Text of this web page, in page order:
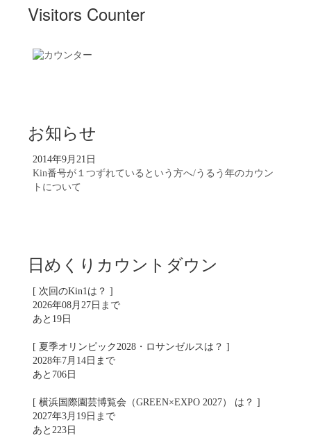
Visitors Counter
お知らせ
2014年9月21日
Kin番号が１つずれているという方へ/うるう年のカウン
トについて
日めくりカウントダウン
[ 次回のKin1は？ ]
2026年08月27日まで
あと19日
[ 夏季オリンピック2028・ロサンゼルスは？ ]
2028年7月14日まで
あと706日
[ 横浜国際園芸博覧会（GREEN×EXPO 2027） は？ ]
2027年3月19日まで
あと223日